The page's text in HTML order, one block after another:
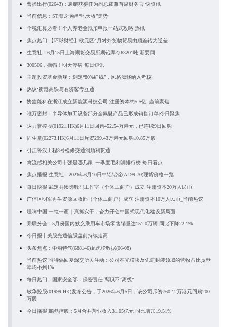
曹操出行(02643)：袁鹏获委任为副总裁兼首席财务官 快资讯
当前信息：ST海龙演绎“地天板”走势
个税汇算必看！个人养老金抵扣申报一站式攻略 热讯
焦点热门:【环球财经】欧元区4月对外货物贸易由顺差转为逆差
生意社：6月15日上海期货交易所期铅库存63201吨-新要闻
300506，摘帽！明天停牌 每日短讯
主题投资基金新规：划定“80%红线”，风格漂移纳入考核
热议:衡港高铁与石济客专互通
协鑫能科在浙江成立新能源科技公司 注册资本约5.5亿_当前聚焦
唯万密封：半导体加工设备部分全氟醚产品已形成销售订单|今日聚焦
达力普控股(01921.HK)6月11日回购452.54万港元，已连续9日回购
固生堂(02273.HK)6月11日斥资299.43万港元回购10.85万股
引江补汉工程8号检修交通洞顺利贯通
禽流感相关公司十强是哪几家_一季度毛利润排行榜 每日看点
焦点播报:生意社：2026年6月10日中铝铝锭(AL99.70)现货价格一览
每日快报!武定县臻选数码工作室（个体工商户）成立 注册资本20万人民币
广信区明军再生资源回收部（个体工商户）成立 注册资本10万人民币_当前热议
理响中国·一笔一画｜真抓实干，奋力开创中国式现代化建设新局面
乘联分会：5月份国内狭义乘用车市场零售销量达151.0万辆 同比下降22.1%
今日报丨美股光通信股盘前持续走高
头条焦点：中船特气(688146)龙虎榜数据(06-08)
当前热议!唯特偶回复深交所关注函：公司在光模块及先进封装领域的营收占比贡献
率均不到1%
每日热门：国家安全部：保密责任 离职不“离线”
敏华控股(01999.HK)发布公告，于2026年6月5日，该公司斥资760.12万港元回购200
万股
今日播报!鹏鼎控股：5月合并营业收入31.05亿元 同比增加19.51%